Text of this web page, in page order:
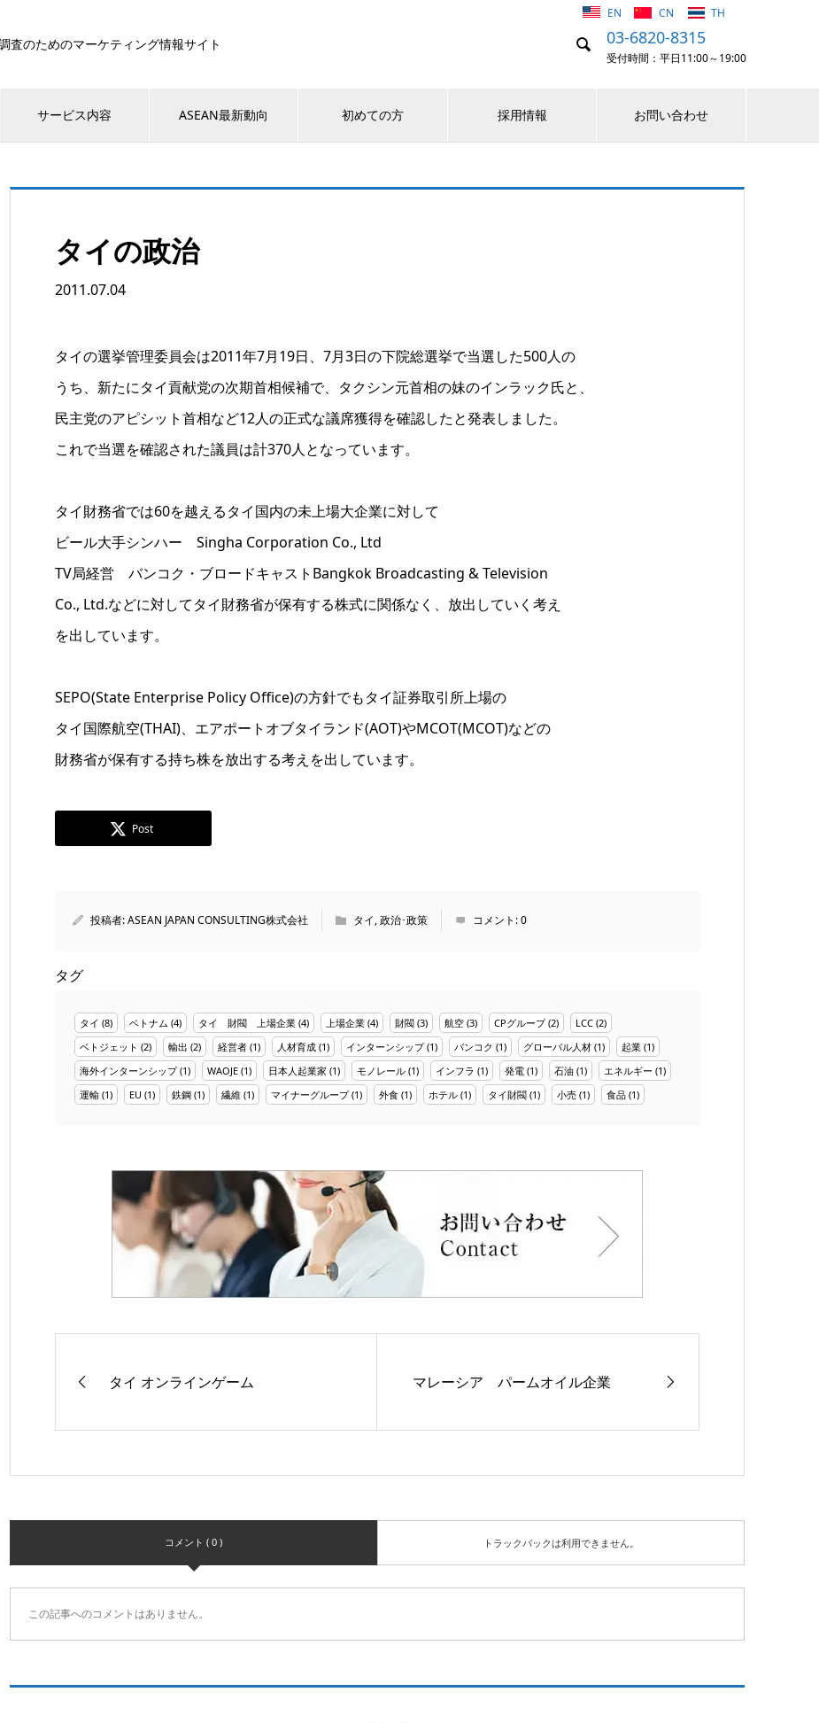
査のためのマーケティング情報サイト  03-6820-8315
受付時間：平日11:00～19:00
EN CN TH
サービス内容 ASEAN最新動向 初めての方 採用情報 お問い合わせ
タイの政治
2011.07.04
タイの選挙管理委員会は2011年7月19日、7月3日の下院総選挙で当選した500人の
うち、新たにタイ貢献党の次期首相候補で、タクシン元首相の妹のインラック氏と、
民主党のアピシット首相など12人の正式な議席獲得を確認したと発表しました。
これで当選を確認された議員は計370人となっています。
タイ財務省では60を越えるタイ国内の未上場大企業に対して
ビール大手シンハー Singha Corporation Co., Ltd
TV局経営 バンコク・ブロードキャストBangkok Broadcasting & Television
Co., Ltd.などに対してタイ財務省が保有する株式に関係なく、放出していく考え
を出しています。
SEPO(State Enterprise Policy Office)の方針でもタイ証券取引所上場の
タイ国際航空(THAI)、エアポートオブタイランド(AOT)やMCOT(MCOT)などの
財務省が保有する持ち株を放出する考えを出しています。
Post
投稿者:ASEAN JAPAN CONSULTING株式会社 タイ,政治･政策 コメント:0
タグ
タイ (8) ベトナム (4) タイ 財閥 上場企業 (4) 上場企業 (4) 財閥 (3) 航空 (3) CPグループ(2) LCC (2)
ベトジェット (2) 輸出 (2) 経営者 (1) 人材育成 (1) インターンシップ(1) バンコク (1) グローバル人材 (1) 起業 (1)
海外インターンシップ(1) WAOJE (1) 日本人起業家 (1) モノレール (1) インフラ (1) 発電 (1) 石油 (1) エネルギー (1)
運輸 (1) EU (1) 鉄鋼 (1) 繊維 (1) マイナーグループ(1) 外食 (1) ホテル (1) タイ財閥 (1) 小売 (1) 食品 (1)
タイ オンラインゲーム マレーシア パームオイル企業
コメント ( 0 ) トラックバックは利用できません。
この記事へのコメントはありません。